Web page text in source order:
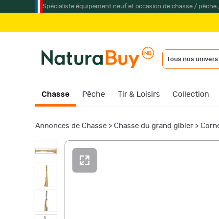
Spécialiste équipement neuf et occasion de chasse / pêche
Tous nos univers
Chasse Pêche Tir & Loisirs Collection
Annonces de Chasse > Chasse du grand gibier >